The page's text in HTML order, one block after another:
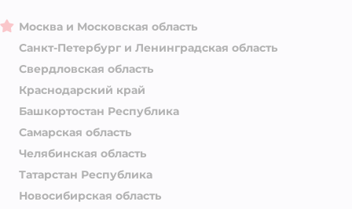
Москва и Московская область
Санкт-Петербург и Ленинградская область
Свердловская область
Краснодарский край
Башкортостан Республика
Самарская область
Челябинская область
Татарстан Республика
Новосибирская область